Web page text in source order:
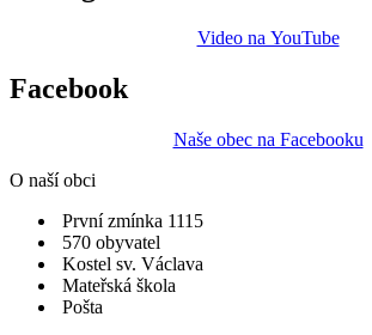
Video na YouTube
Facebook
Naše obec na Facebooku
O naší obci
První zmínka 1115
570 obyvatel
Kostel sv. Václava
Mateřská škola
Pošta